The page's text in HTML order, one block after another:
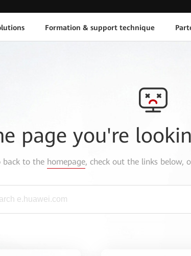
Formation & support technique
page you're
back to the homepage, check out the links below,